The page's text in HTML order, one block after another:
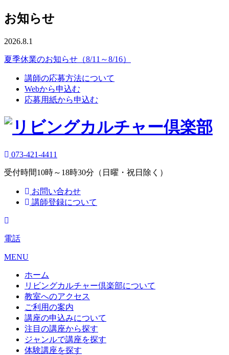
お知らせ
2026.8.1
夏季休業のお知らせ（8/11～8/16）
講師の応募方法について
Webから申込む
応募用紙から申込む
073-421-4411
受付時間10時～18時30分（日曜・祝日除く）
お問い合わせ
講師登録について
電話
MENU
ホーム
リビングカルチャー倶楽部について
教室へのアクセス
ご利用の案内
講座の申込みについて
注目の講座から探す
ジャンルで講座を探す
体験講座を探す